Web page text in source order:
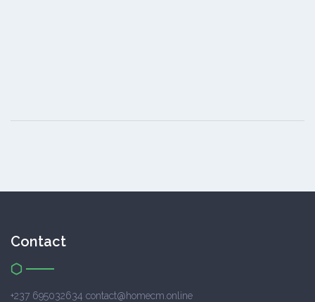
Contact
+237 695032634 contact@homecm.online